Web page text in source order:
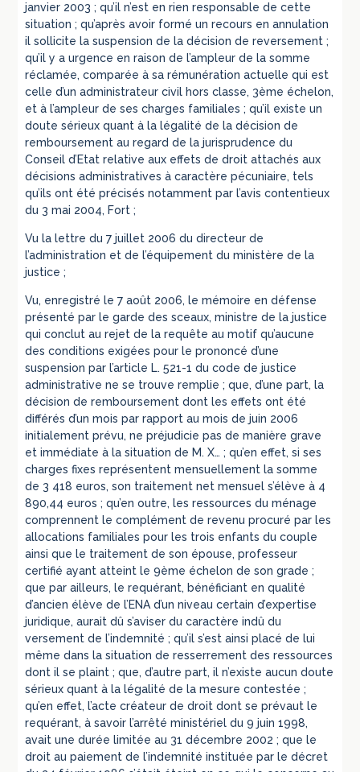
janvier 2003 ; qu’il n’est en rien responsable de cette
situation ; qu’après avoir formé un recours en annulation
il sollicite la suspension de la décision de reversement ;
qu’il y a urgence en raison de l’ampleur de la somme
réclamée, comparée à sa rémunération actuelle qui est
celle d’un administrateur civil hors classe, 3ème échelon,
et à l’ampleur de ses charges familiales ; qu’il existe un
doute sérieux quant à la légalité de la décision de
remboursement au regard de la jurisprudence du
Conseil d’Etat relative aux effets de droit attachés aux
décisions administratives à caractère pécuniaire, tels
qu’ils ont été précisés notamment par l’avis contentieux
du 3 mai 2004, Fort ;
Vu la lettre du 7 juillet 2006 du directeur de
l’administration et de l’équipement du ministère de la
justice ;
Vu, enregistré le 7 août 2006, le mémoire en défense
présenté par le garde des sceaux, ministre de la justice
qui conclut au rejet de la requête au motif qu’aucune
des conditions exigées pour le prononcé d’une
suspension par l’article L. 521-1 du code de justice
administrative ne se trouve remplie ; que, d’une part, la
décision de remboursement dont les effets ont été
différés d’un mois par rapport au mois de juin 2006
initialement prévu, ne préjudicie pas de manière grave
et immédiate à la situation de M. X… ; qu’en effet, si ses
charges fixes représentent mensuellement la somme
de 3 418 euros, son traitement net mensuel s’élève à 4
890,44 euros ; qu’en outre, les ressources du ménage
comprennent le complément de revenu procuré par les
allocations familiales pour les trois enfants du couple
ainsi que le traitement de son épouse, professeur
certifié ayant atteint le 9ème échelon de son grade ;
que par ailleurs, le requérant, bénéficiant en qualité
d’ancien élève de l’ENA d’un niveau certain d’expertise
juridique, aurait dû s’aviser du caractère indû du
versement de l’indemnité ; qu’il s’est ainsi placé de lui
même dans la situation de resserrement des ressources
dont il se plaint ; que, d’autre part, il n’existe aucun doute
sérieux quant à la légalité de la mesure contestée ;
qu’en effet, l’acte créateur de droit dont se prévaut le
requérant, à savoir l’arrêté ministériel du 9 juin 1998,
avait une durée limitée au 31 décembre 2002 ; que le
droit au paiement de l’indemnité instituée par le décret